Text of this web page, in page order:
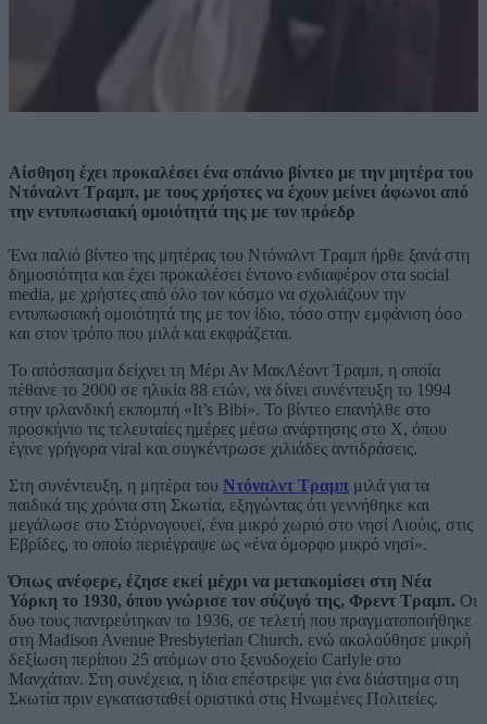
Αίσθηση έχει προκαλέσει ένα σπάνιο βίντεο με την μητέρα του
Ντόναλντ Τραμπ, με τους χρήστες να έχουν μείνει άφωνοι από
την εντυπωσιακή ομοιότητά της με τον πρόεδρ
Ένα παλιό βίντεο της μητέρας του Ντόναλντ Τραμπ ήρθε ξανά στη
δημοσιότητα και έχει προκαλέσει έντονο ενδιαφέρον στα social
media, με χρήστες από όλο τον κόσμο να σχολιάζουν την
εντυπωσιακή ομοιότητά της με τον ίδιο, τόσο στην εμφάνιση όσο
και στον τρόπο που μιλά και εκφράζεται.
Το απόσπασμα δείχνει τη Μέρι Αν ΜακΛέοντ Τραμπ, η οποία
πέθανε το 2000 σε ηλικία 88 ετών, να δίνει συνέντευξη το 1994
στην ιρλανδική εκπομπή «It’s Bibi». Το βίντεο επανήλθε στο
προσκήνιο τις τελευταίες ημέρες μέσω ανάρτησης στο X, όπου
έγινε γρήγορα viral και συγκέντρωσε χιλιάδες αντιδράσεις.
Στη συνέντευξη, η μητέρα του Ντόναλντ Τραμπ μιλά για τα
παιδικά της χρόνια στη Σκωτία, εξηγώντας ότι γεννήθηκε και
μεγάλωσε στο Στόρνογουεϊ, ένα μικρό χωριό στο νησί Λιούις, στις
Εβρίδες, το οποίο περιέγραψε ως «ένα όμορφο μικρό νησί».
Όπως ανέφερε, έζησε εκεί μέχρι να μετακομίσει στη Νέα
Υόρκη το 1930, όπου γνώρισε τον σύζυγό της, Φρεντ Τραμπ. Οι
δυο τους παντρεύτηκαν το 1936, σε τελετή που πραγματοποιήθηκε
στη Madison Avenue Presbyterian Church, ενώ ακολούθησε μικρή
δεξίωση περίπου 25 ατόμων στο ξενοδοχείο Carlyle στο
Μανχάταν. Στη συνέχεια, η ίδια επέστρεψε για ένα διάστημα στη
Σκωτία πριν εγκατασταθεί οριστικά στις Ηνωμένες Πολιτείες.